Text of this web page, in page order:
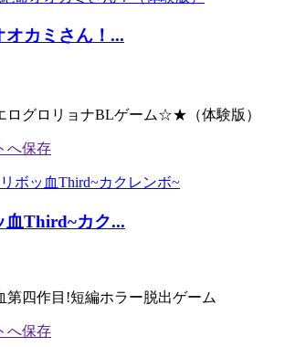
オカミさん！...
グロリョナBLゲーム☆★（体験版）
血Third~カク...
第四作目!短編ホラー脱出ゲーム